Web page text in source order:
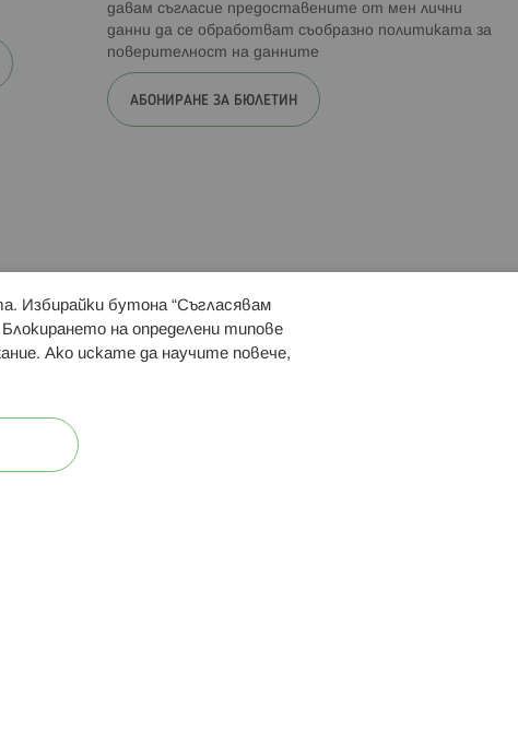
давам съгласие предоставените от мен лични
данни да се обработват съобразно политиката за
поверителност на данните
АБОНИРАНЕ ЗА БЮЛЕТИН
ни:
Избирайки бутона “Съгласявам
на определени типове
Ако искате да научите повече,